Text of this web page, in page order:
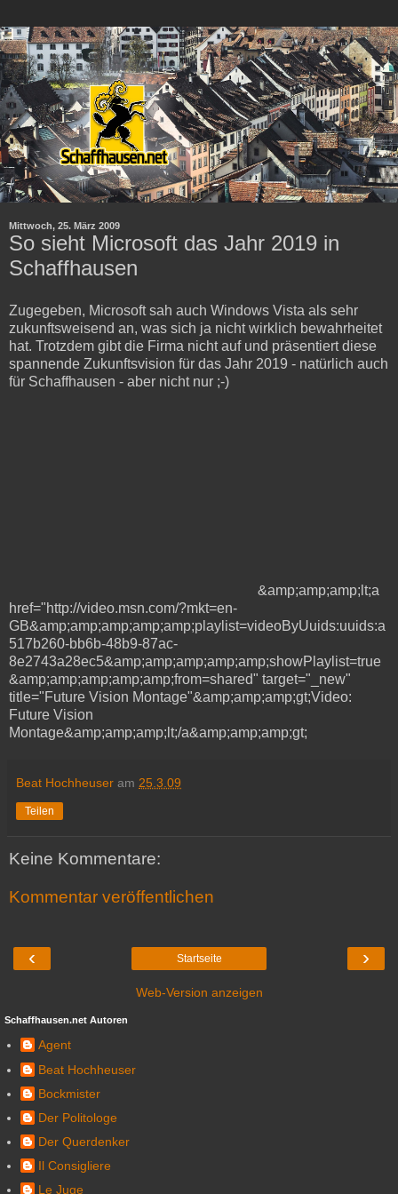
Mittwoch, 25. März 2009
So sieht Microsoft das Jahr 2019 in
Schaffhausen
Zugegeben, Microsoft sah auch Windows Vista als sehr
zukunftsweisend an, was sich ja nicht wirklich bewahrheitet
hat. Trotzdem gibt die Firma nicht auf und präsentiert diese
spannende Zukunftsvision für das Jahr 2019 - natürlich auch
für Schaffhausen - aber nicht nur ;-)
&amp;amp;amp;lt;a
href="http://video.msn.com/?mkt=en-
GB&amp;amp;amp;amp;amp;playlist=videoByUuids:uuids:a
517b260-bb6b-48b9-87ac-
8e2743a28ec5&amp;amp;amp;amp;amp;showPlaylist=true
&amp;amp;amp;amp;amp;from=shared" target="_new"
title="Future Vision Montage"&amp;amp;amp;gt;Video:
Future Vision
Montage&amp;amp;amp;lt;/a&amp;amp;amp;gt;
Beat Hochheuser am 25.3.09
Teilen
Keine Kommentare:
Kommentar veröffentlichen
‹ ›
Startseite
Web-Version anzeigen
Schaffhausen.net Autoren
Agent
Beat Hochheuser
Bockmister
Der Politologe
Der Querdenker
Il Consigliere
Le Juge